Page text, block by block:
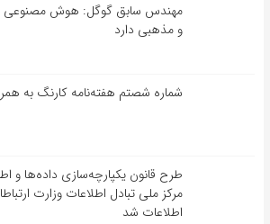
مهندس سابق گوگل: هوش مصنوعی
و مذهبی دارد
شماره شصتم هفته‌نامه کارنگ به
طرح قانون یکپارچه‌سازی داده‌ها و
مرکز ملی تبادل اطلاعات وزارت
اطلاعات شد